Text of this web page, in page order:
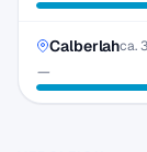
Calberlahca.
—